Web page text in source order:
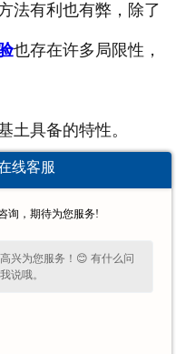
法有利也有弊，除了
也存在许多局限性，
具备的特性。
容易破坏地基，使
率快于实际工程，对
们的变形状况与实际
参数也会有影响。
线客服
询，期待为您服务!
兴为您服务！😊 有什么问
说哦。